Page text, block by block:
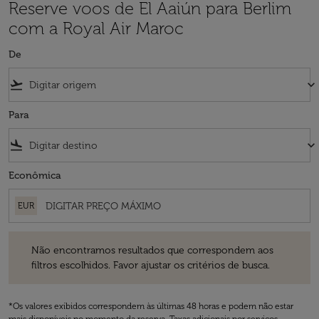
Reserve voos de El Aaiún para Berlim
com a Royal Air Maroc
De
flight_takeoff keyboard_arrow_down
Para
flight_land keyboard_arrow_down
Econômica
EUR
Não encontramos resultados que correspondem aos
filtros escolhidos. Favor ajustar os critérios de busca.
*Os valores exibidos correspondem às últimas 48 horas e podem não estar